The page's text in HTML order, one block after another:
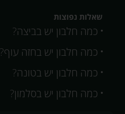
שאלות נפוצות
כמה חלבון יש בביצה?
כמה חלבון יש בחזה עוף?
כמה חלבון יש בטונה?
כמה חלבון יש בסלמון?